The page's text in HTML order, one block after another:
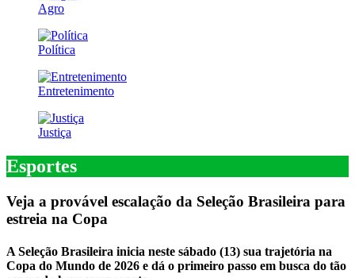
Agro
Política
Entretenimento
Justiça
Esportes
Veja a provável escalação da Seleção Brasileira para
estreia na Copa
A Seleção Brasileira inicia neste sábado (13) sua trajetória na
Copa do Mundo de 2026 e dá o primeiro passo em busca do tão